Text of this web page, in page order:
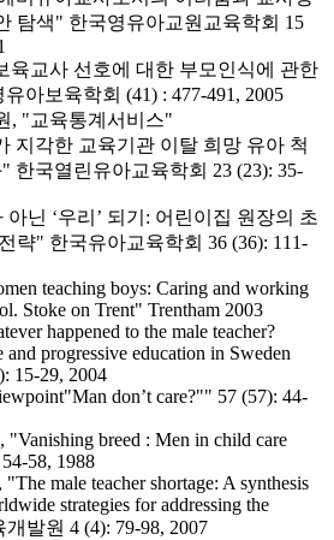
탐색" 한국영유아교원교육학회 15
육교사 선호에 대한 부모인식에 관한
아보육학회 (41) : 477-491, 2005
, "교육통계서비스"
지각한 교육기관 이탈 희망 유아 척
한국열린유아교육학회 23 (23): 35-
아닌 ‘우리’ 되기: 어린이집 원장의 초
략" 한국유아교육학회 36 (36): 111-
teaching boys: Caring and working
Stoke on Trent" Trentham 2003
happened to the male teacher?
and progressive education in Sweden
15-29, 2004
don’t care?"" 57 (57): 44-
"Vanishing breed : Men in child care
58, 1988
male teacher shortage: A synthesis
strategies for addressing the
발원 4 (4): 79-98, 2007